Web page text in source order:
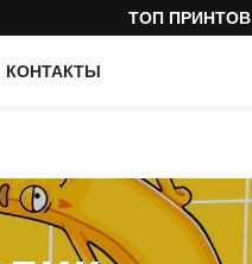
КОНТАКТЫ
ТОП ПРИНТОВ